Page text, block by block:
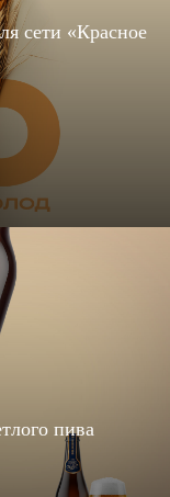
сети «Красное
пива